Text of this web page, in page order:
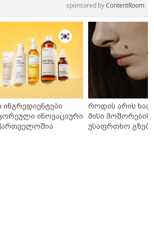
sponsored byContentRoom
ინოვაციური
როდის არის
მისი მოშორების
უსაფრთხო გზები